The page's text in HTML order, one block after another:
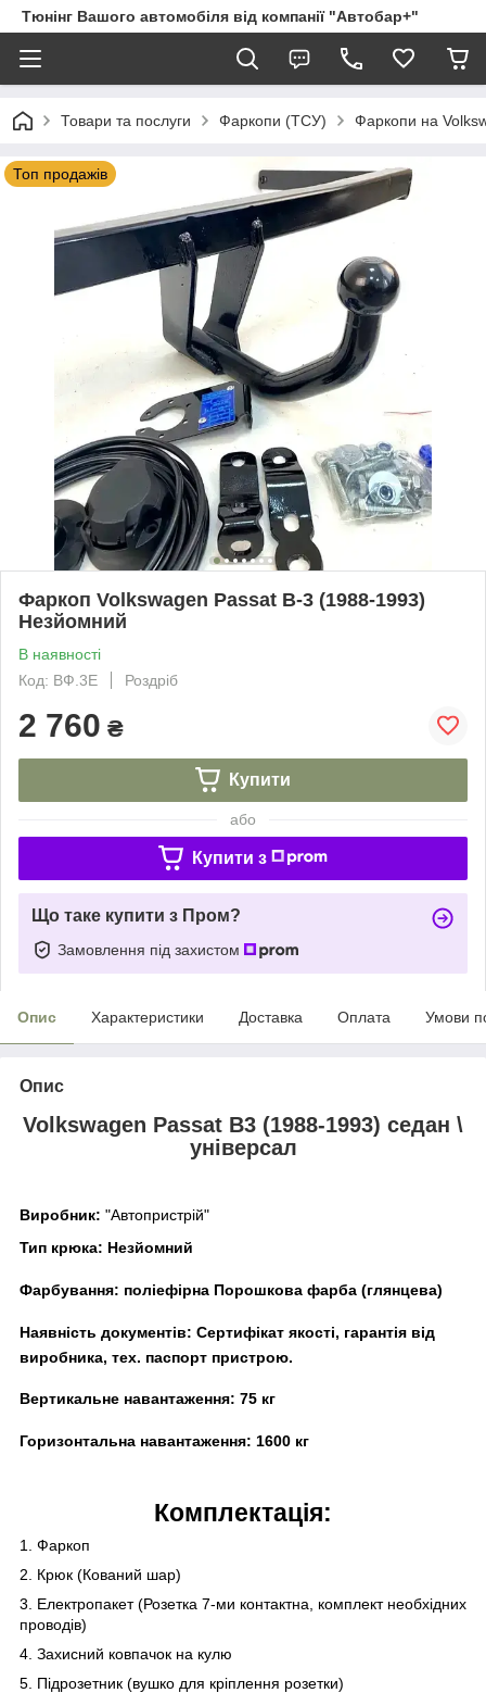
Тюнінг Вашого автомобіля від компанії "Автобар+"
Товари та послуги Фаркопи (ТСУ) Фаркопи на
Топ продажів
Фаркоп Volkswagen Passat B-3 (1988-1993)
Незйомний
В наявності
Код: ВФ.3Е
Роздріб
2 760 ₴
Купити
або
Купити з
Що таке купити з Пром?
Замовлення під захистом
Опис Характеристики Доставка Оплата Умови
Опис
Volkswagen Passat B3 (1988-1993) седан \
універсал
Виробник: "Автопристрій"
Тип крюка: Незйомний
Фарбування: поліефірна Порошкова фарба (глянцева)
Наявність документів: Сертифікат якості, гарантія від
виробника, тех. паспорт пристрою.
Вертикальне навантаження: 75 кг
Горизонтальна навантаження: 1600 кг
Комплектація:
1. Фаркоп
2. Крюк (Кований шар)
3. Електропакет (Розетка 7-ми контактна, комплект необхідних
проводів)
4. Захисний ковпачок на кулю
5. Підрозетник (вушко для кріплення розетки)